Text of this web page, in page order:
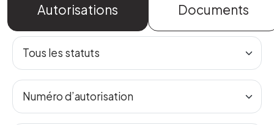
Autorisations Documents